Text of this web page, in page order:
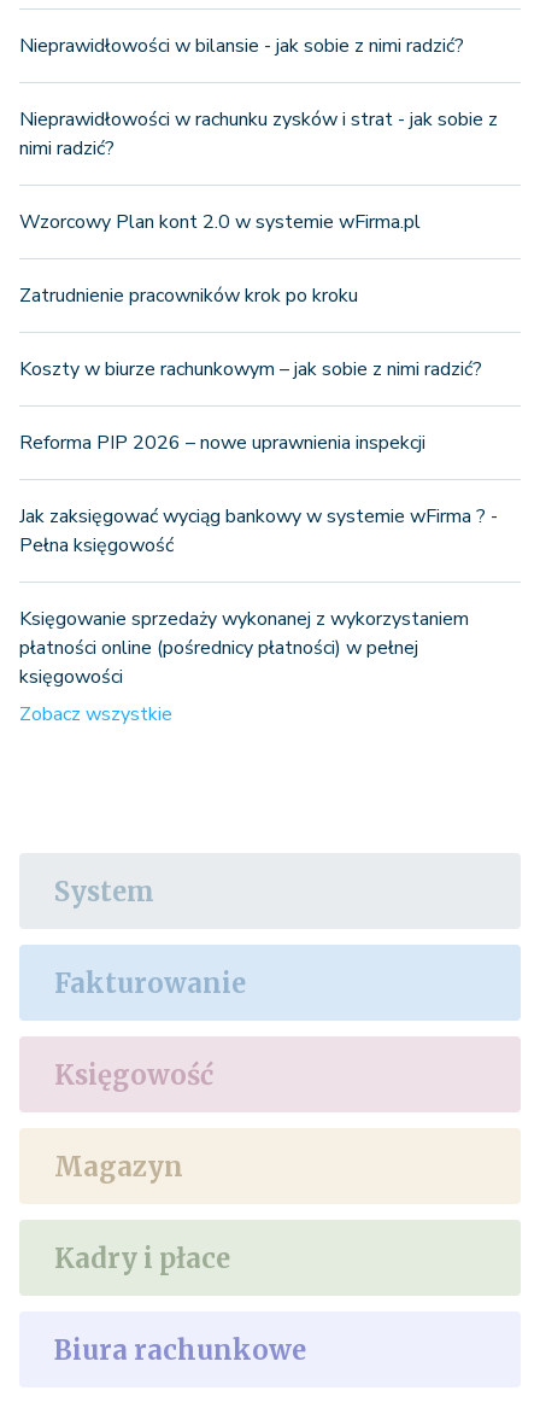
Nieprawidłowości w bilansie - jak sobie z nimi radzić?
Nieprawidłowości w rachunku zysków i strat - jak sobie z
nimi radzić?
Wzorcowy Plan kont 2.0 w systemie wFirma.pl
Zatrudnienie pracowników krok po kroku
Koszty w biurze rachunkowym – jak sobie z nimi radzić?
Reforma PIP 2026 – nowe uprawnienia inspekcji
Jak zaksięgować wyciąg bankowy w systemie wFirma ? -
Pełna księgowość
Księgowanie sprzedaży wykonanej z wykorzystaniem
płatności online (pośrednicy płatności) w pełnej
księgowości
Zobacz wszystkie
System
Fakturowanie
Księgowość
Magazyn
Kadry i płace
Biura rachunkowe